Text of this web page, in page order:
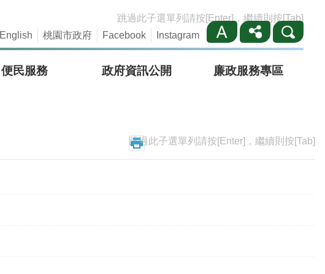
跳過此子選單列請按[Enter]，繼續則按[Tab]
English 桃園市政府 Facebook Instagram
便民服務 政府資訊公開 廉政服務專區
跳過此子選單列請按[Enter]，繼續則按[Tab]